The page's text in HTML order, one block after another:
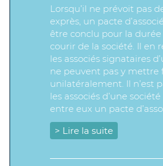
Lorsqu’il ne prévoit pas
exprès, un pacte
être conclu pour la
courir de la société. Il en
les associés signataires
ne peuvent pas y mettre
unilatéralement. Il n’est
les associés d’une
entre eux un pacte
> Lire la suite